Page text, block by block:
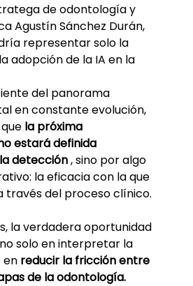
de odontología y
Agustín Sánchez Durán,
representar solo la
adopción de la IA en la
del panorama
en constante evolución,
la próxima
estará definida
detección, sino por algo
la eficacia con la que
través del proceso clínico.
la verdadera oportunidad
solo en interpretar la
en reducir la fricción entre
de la odontología.